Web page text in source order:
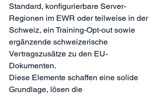
Standard, konfigurierbare Server-
Regionen im EWR oder teilweise in der
Schweiz, ein Training-Opt-out sowie
ergänzende schweizerische
Vertragszusätze zu den EU-
Dokumenten.
Diese Elemente schaffen eine solide
Grundlage, lösen die